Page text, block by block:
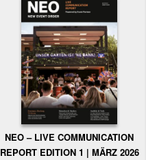
NEO – LIVE COMMUNICATION
REPORT EDITION 1 | MÄRZ 2026